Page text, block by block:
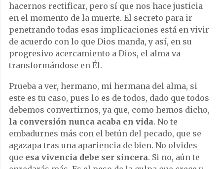
hacernos rectificar, pero sí que nos hace justicia
en el momento de la muerte. El secreto para ir
penetrando todas esas implicaciones está en vivir
de acuerdo con lo que Dios manda, y así, en su
progresivo acercamiento a Dios, el alma va
transformándose en Él.
Prueba a ver, hermano, mi hermana del alma, si
este es tu caso, pues lo es de todos, dado que todos
debemos convertirnos, ya que, como hemos dicho,
la conversión nunca acaba en vida. No te
embadurnes más con el betún del pecado, que se
agazapa tras una apariencia de bien. No olvides
que esa vivencia debe ser sincera. Si no, aún te